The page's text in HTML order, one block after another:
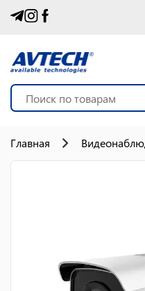
Главная